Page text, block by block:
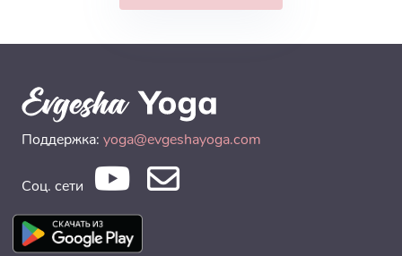
Поддержка: yoga@evgeshayoga.com
Соц. сети